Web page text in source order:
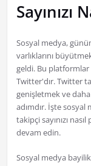
Sayınızı
Sosyal medya,
varlıklarını
geldi. Bu
Twitter'dır. Twitter
genişletmek ve
adımdır. İşte
takipçi sayınızı
devam edin.
Sosyal medya